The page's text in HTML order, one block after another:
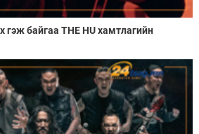
гэж байгаа THE HU хамтлагийн